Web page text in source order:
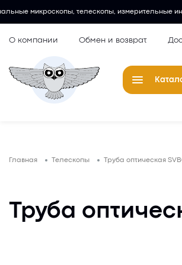
телескопы, измерительные инструменты и
О компании Обмен и возврат
Лупы
Главная Телескопы Труба оптическая
Труба